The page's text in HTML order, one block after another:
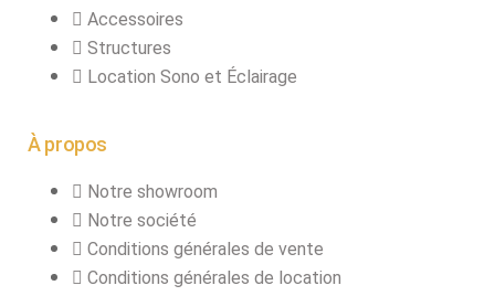
Accessoires
Structures
Location Sono et Éclairage
À propos
Notre showroom
Notre société
Conditions générales de vente
Conditions générales de location